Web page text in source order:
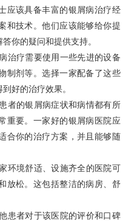
应该具备丰富的银屑病治疗经
和技术。他们应该能够给你提
你的疑问和提供支持。
疗需要使用一些先进的设备
制剂等。选择一家配备了这些
好的治疗效果。
的银屑病症状和病情都有所
重要。一家好的银屑病医院应
合你的治疗方案，并且能够随
境舒适、设施齐全的医院可
放松。这包括整洁的病房、舒
者对于该医院的评价和口碑